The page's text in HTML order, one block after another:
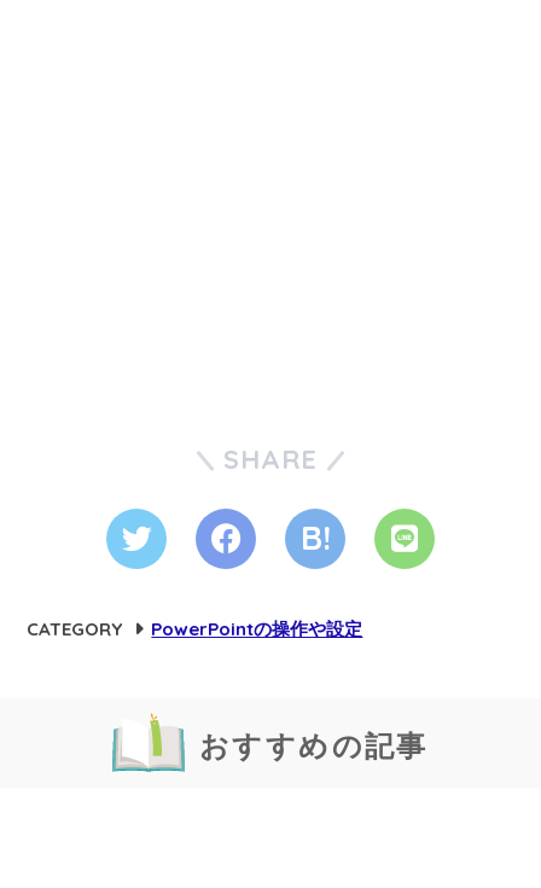
SHARE
CATEGORY PowerPointの操作や設定
おすすめの記事